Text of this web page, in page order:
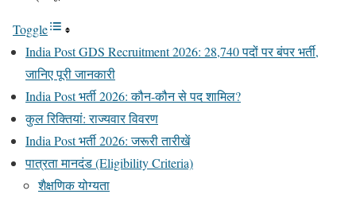
Toggle
India Post GDS Recruitment 2026: 28,740 पदों पर बंपर भर्ती,
जानिए पूरी जानकारी
India Post भर्ती 2026: कौन-कौन से पद शामिल?
कुल रिक्तियां: राज्यवार विवरण
India Post भर्ती 2026: जरूरी तारीखें
पात्रता मानदंड (Eligibility Criteria)
शैक्षणिक योग्यता